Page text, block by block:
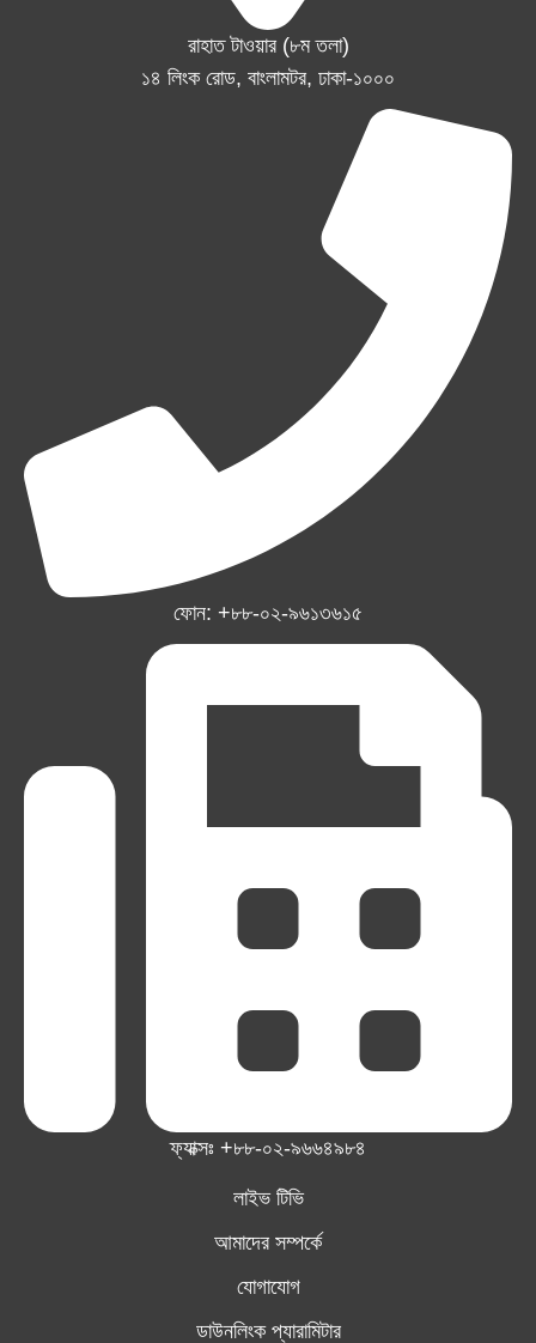
রাহাত টাওয়ার (৮ম তলা)
১৪ লিংক রোড, বাংলামটর, ঢাকা-১০০০
ফোন: +৮৮-০২-৯৬১৩৬১৫
ফ্যাক্সঃ +৮৮-০২-৯৬৬৪৯৮৪
লাইভ টিভি
আমাদের সম্পর্কে
যোগাযোগ
ডাউনলিংক প্যারামিটার